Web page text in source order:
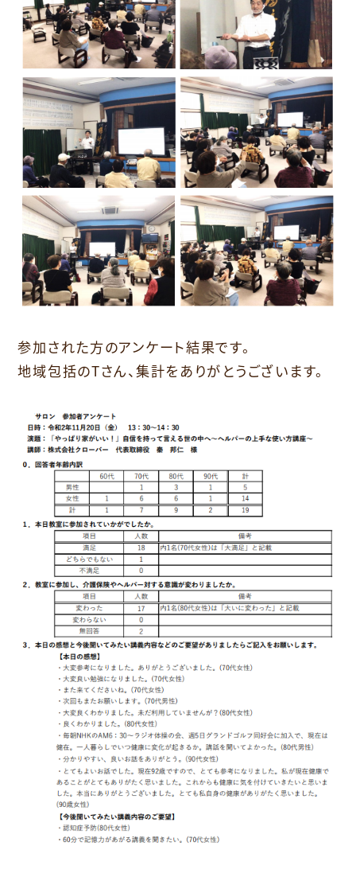
参加された方のアンケート結果です。
地域包括のTさん、集計をありがとうございます。